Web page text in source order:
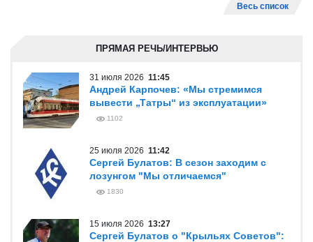
Весь список
ПРЯМАЯ РЕЧЬ/ИНТЕРВЬЮ
31 июля 2026 11:45
Андрей Карпочев: «Мы стремимся
вывести „Татры“ из эксплуатации»
1102
25 июля 2026 11:42
Сергей Булатов: В сезон заходим с
лозунгом "Мы отличаемся"
1830
15 июля 2026 13:27
Сергей Булатов о "Крыльях Советов":